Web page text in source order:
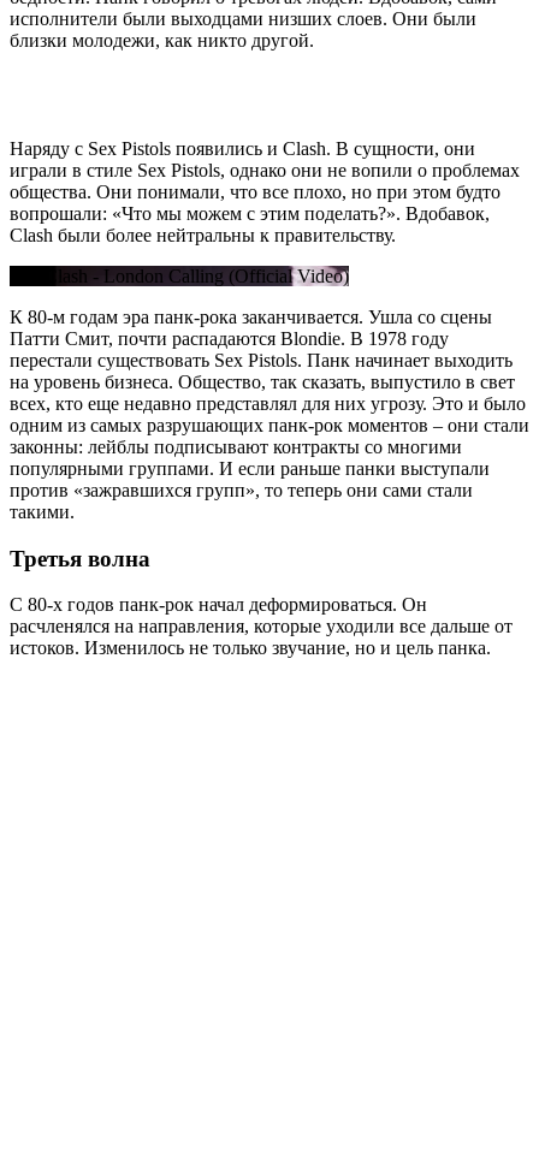
исполнители были выходцами низших слоев. Они были
близки молодежи, как никто другой.
Наряду с Sex Pistols появились и Clash. В сущности, они
играли в стиле Sex Pistols, однако они не вопили о проблемах
общества. Они понимали, что все плохо, но при этом будто
вопрошали: «Что мы можем с этим поделать?». Вдобавок,
Clash были более нейтральны к правительству.
The Clash - London Calling (Official Video)
К 80-м годам эра панк-рока заканчивается. Ушла со сцены
Патти Смит, почти распадаются Blondie. В 1978 году
перестали существовать Sex Pistols. Панк начинает выходить
на уровень бизнеса. Общество, так сказать, выпустило в свет
всех, кто еще недавно представлял для них угрозу. Это и было
одним из самых разрушающих панк-рок моментов – они стали
законны: лейблы подписывают контракты со многими
популярными группами. И если раньше панки выступали
против «зажравшихся групп», то теперь они сами стали
такими.
Третья волна
С 80-х годов панк-рок начал деформироваться. Он
расчленялся на направления, которые уходили все дальше от
истоков. Изменилось не только звучание, но и цель панка.